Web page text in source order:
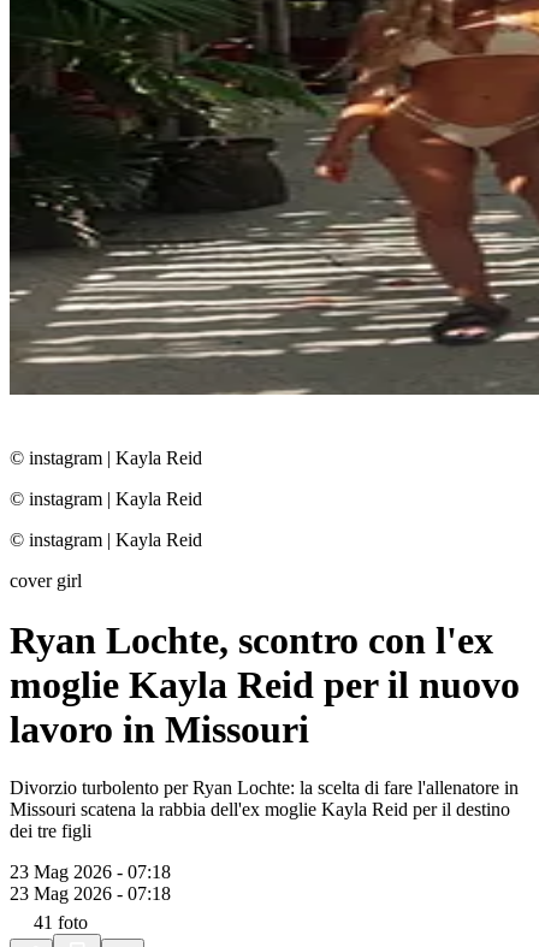
© instagram | Kayla Reid
© instagram | Kayla Reid
© instagram | Kayla Reid
cover girl
Ryan Lochte, scontro con l'ex
moglie Kayla Reid per il nuovo
lavoro in Missouri
Divorzio turbolento per Ryan Lochte: la scelta di fare l'allenatore in
Missouri scatena la rabbia dell'ex moglie Kayla Reid per il destino
dei tre figli
23 Mag 2026 - 07:18
23 Mag 2026 - 07:18
41 foto